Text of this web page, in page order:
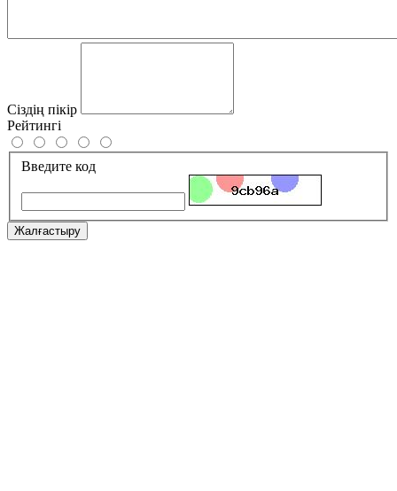
Сіздің пікір
Рейтингі
Введите код
Жалғастыру